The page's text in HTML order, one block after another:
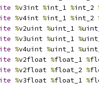
%v3int %int_1 %int_2
%v4int %int_1 %int_2
%v2uint %uint_1 %
%v3uint %uint_1 %
%v4uint %uint_1 %
%v2float %float_1 %
%v2float %float_2 %
%v3float %float_1 %